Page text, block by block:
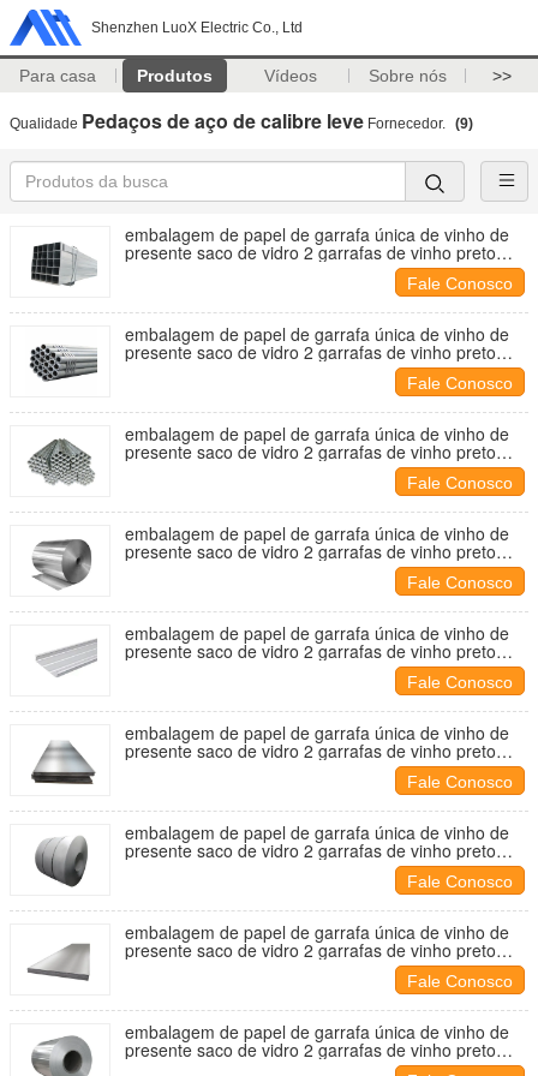
Shenzhen LuoX Electric Co., Ltd
Para casa Produtos Vídeos Sobre nós >>
Qualidade Pedaços de aço de calibre leve Fornecedor. (9)
embalagem de papel de garrafa única de vinho de
presente saco de vidro 2 garrafas de vinho preto
Fale Conosco
embalagem de papel de garrafa única de vinho de
presente saco de vidro 2 garrafas de vinho preto
Fale Conosco
embalagem de papel de garrafa única de vinho de
presente saco de vidro 2 garrafas de vinho preto
Fale Conosco
embalagem de papel de garrafa única de vinho de
presente saco de vidro 2 garrafas de vinho preto
Fale Conosco
embalagem de papel de garrafa única de vinho de
presente saco de vidro 2 garrafas de vinho preto
Fale Conosco
embalagem de papel de garrafa única de vinho de
presente saco de vidro 2 garrafas de vinho preto
Fale Conosco
embalagem de papel de garrafa única de vinho de
presente saco de vidro 2 garrafas de vinho preto
Fale Conosco
embalagem de papel de garrafa única de vinho de
presente saco de vidro 2 garrafas de vinho preto
Fale Conosco
embalagem de papel de garrafa única de vinho de
presente saco de vidro 2 garrafas de vinho preto